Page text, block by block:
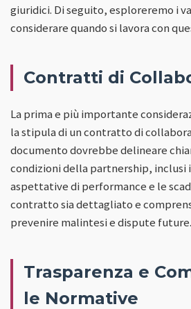
giuridici. Di seguito, esploreremo i
considerare quando si lavora con
Contratti di
La prima e più importante
la stipula di un contratto di
documento dovrebbe delineare
condizioni della partnership, inclusi
aspettative di performance e le
contratto sia dettagliato e
prevenire malintesi e dispute future.
Trasparenza e
le Normative